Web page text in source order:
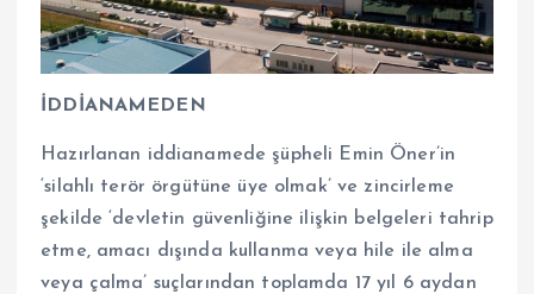
İDDİANAMEDEN
Hazırlanan iddianamede şüpheli Emin Öner’in
‘silahlı terör örgütüne üye olmak’ ve zincirleme
şekilde ‘devletin güvenliğine ilişkin belgeleri tahrip
etme, amacı dışında kullanma veya hile ile alma
veya çalma’ suçlarından toplamda 17 yıl 6 aydan